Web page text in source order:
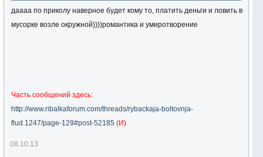
даааа по приколу наверное будет кому то, платить деньги и ловить в
мусорке возле окружной))))романтика и умиротворение
Часть сообщений здесь:
http://www.ribalkaforum.com/threads/rybackaja-boltovnja-
flud.1247/page-129#post-52185 (И)
08.10.13